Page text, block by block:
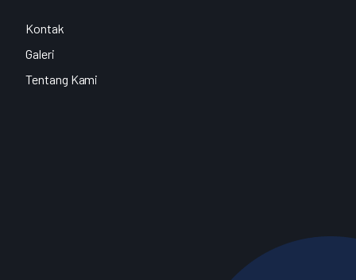
Kontak
Galeri
Tentang Kami